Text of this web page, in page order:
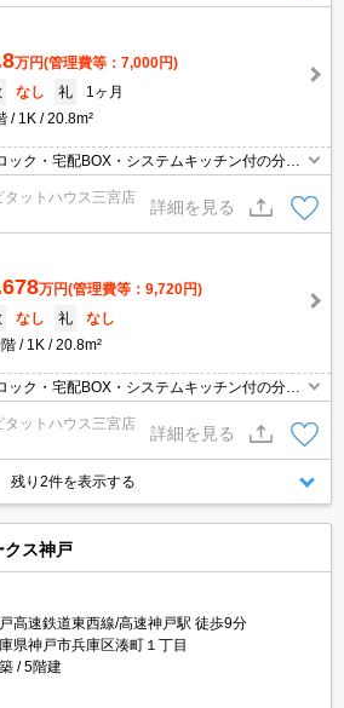
万円(管理費等：7,000円)
なし 礼
1ヶ月
1K 20.8m²
ック・宅配BOX・システムキッチン付の分譲
ットハウス三宮店
詳細を見る
万円(管理費等：9,720円)
なし 礼
なし
1K 20.8m²
ック・宅配BOX・システムキッチン付の分譲
ットハウス三宮店
詳細を見る
残り2件を表示する
クス神戸
高速鉄道東西線/高速神戸駅 徒歩9分
県神戸市兵庫区湊町１丁目
5階建